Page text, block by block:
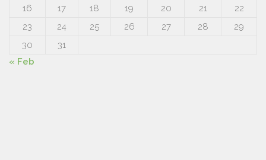
16
17 18 19 20 21
22
23
24 25 26 27 28
29
30
31
« Feb